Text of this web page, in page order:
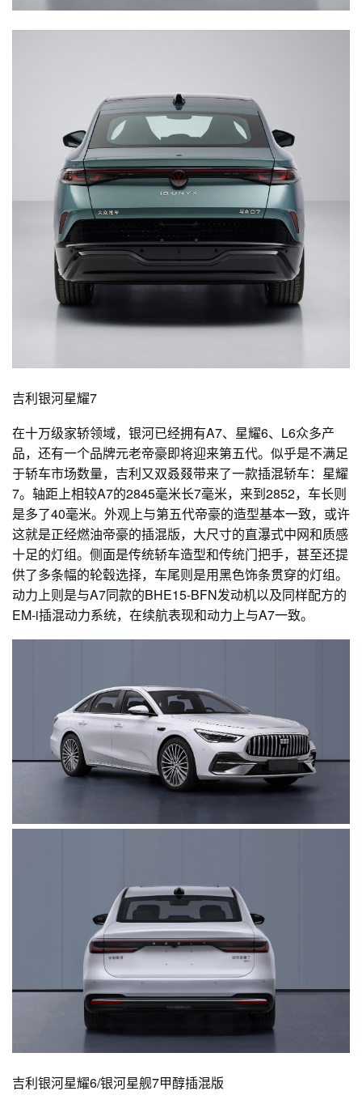
吉利银河星耀7
在十万级家轿领域，银河已经拥有A7、星耀6、L6众多产
品，还有一个品牌元老帝豪即将迎来第五代。似乎是不满足
于轿车市场数量，吉利又双叒叕带来了一款插混轿车：星耀
7。轴距上相较A7的2845毫米长7毫米，来到2852，车长则
是多了40毫米。外观上与第五代帝豪的造型基本一致，或许
这就是正经燃油帝豪的插混版，大尺寸的直瀑式中网和质感
十足的灯组。侧面是传统轿车造型和传统门把手，甚至还提
供了多条幅的轮毂选择，车尾则是用黑色饰条贯穿的灯组。
动力上则是与A7同款的BHE15-BFN发动机以及同样配方的
EM-i插混动力系统，在续航表现和动力上与A7一致。
吉利银河星耀6/银河星舰7甲醇插混版